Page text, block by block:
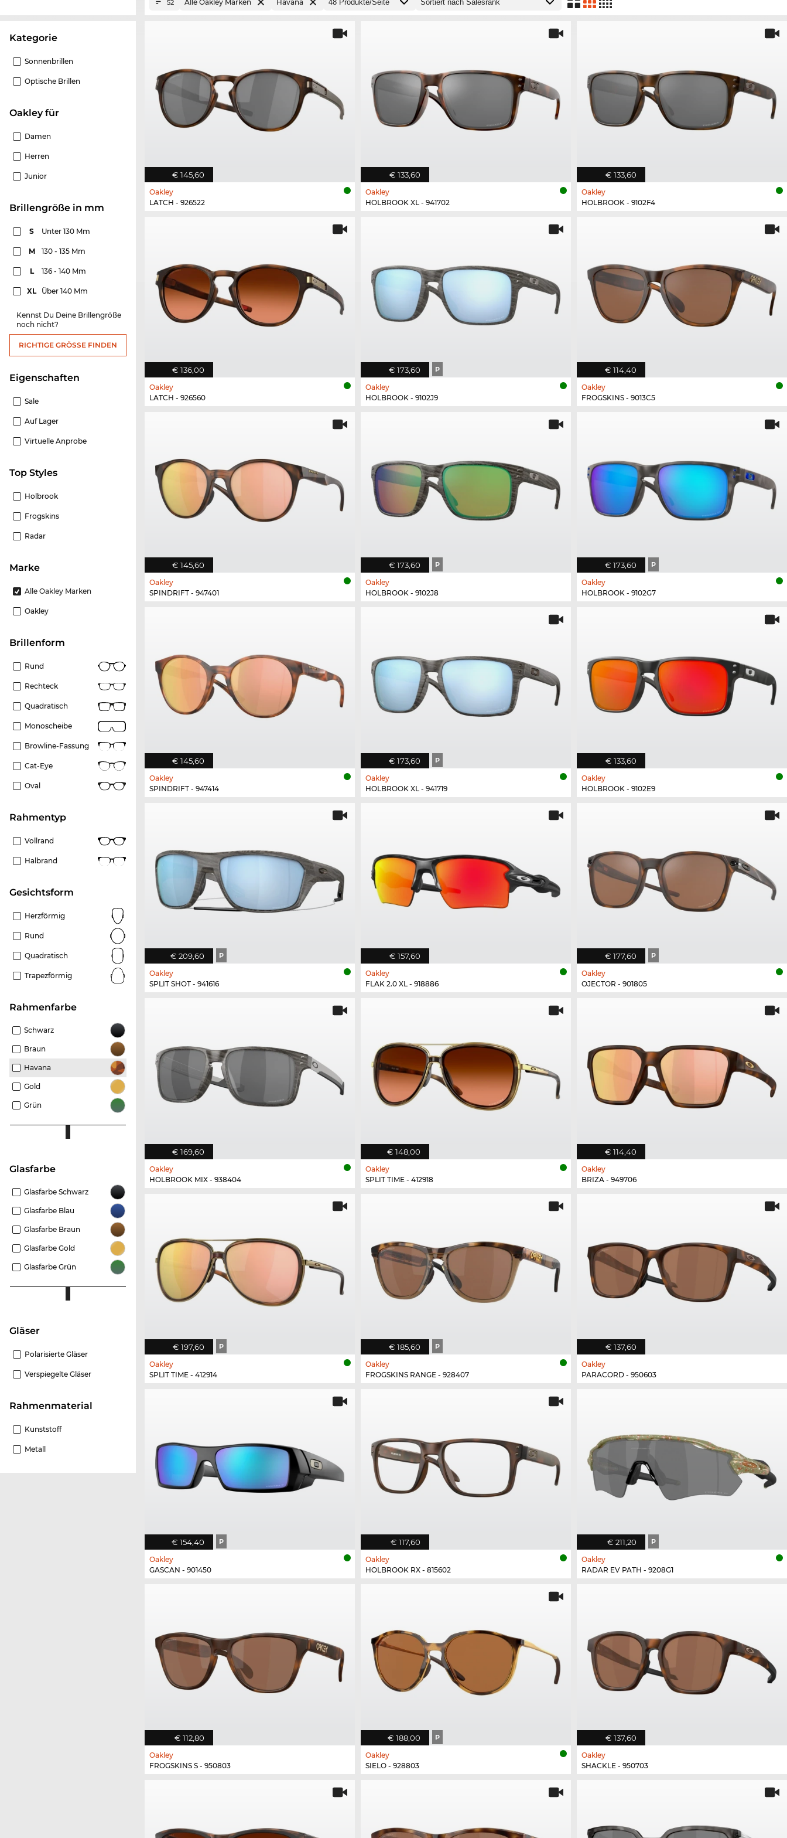
Kategorie
Sonnenbrillen
Optische Brillen
Oakley für
Damen
Herren
Junior
Brillengröße in mm
S Unter 130 Mm
M 130 - 135 Mm
L 136 - 140 Mm
XL Über 140 Mm
Kennst Du Deine Brillengröße
noch nicht?
RICHTIGE GRÖSSE FINDEN
Eigenschaften
Sale
Auf Lager
Virtuelle Anprobe
Top Styles
Holbrook
Frogskins
Radar
Marke
Alle Oakley Marken
Oakley
Brillenform
Rund
Rechteck
Quadratisch
Monoscheibe
Browline-Fassung
Cat-Eye
Oval
Rahmentyp
Vollrand
Halbrand
Gesichtsform
Herzförmig
Rund
Quadratisch
Trapezförmig
Rahmenfarbe
Schwarz
Braun
Havana
Gold
Grün
Glasfarbe
Glasfarbe Schwarz
Glasfarbe Blau
Glasfarbe Braun
Glasfarbe Gold
Glasfarbe Grün
Gläser
Polarisierte Gläser
Verspiegelte Gläser
Rahmenmaterial
Kunststoff
Metall
52 Alle Oakley Marken Havana
€ 145,60
Oakley
LATCH - 926522
€ 133,60
Oakley
HOLBROOK XL - 941702
€ 133,60
Oakley
HOLBROOK - 9102F4
€ 136,00
Oakley
LATCH - 926560
€ 173,60 P
Oakley
HOLBROOK - 9102J9
€ 114,40
Oakley
FROGSKINS - 9013C5
€ 145,60
Oakley
SPINDRIFT - 947401
€ 173,60 P
Oakley
HOLBROOK - 9102J8
€ 173,60 P
Oakley
HOLBROOK - 9102G7
€ 145,60
Oakley
SPINDRIFT - 947414
€ 173,60 P
Oakley
HOLBROOK XL - 941719
€ 133,60
Oakley
HOLBROOK - 9102E9
€ 209,60 P
Oakley
SPLIT SHOT - 941616
€ 157,60
Oakley
FLAK 2.0 XL - 918886
€ 177,60 P
Oakley
OJECTOR - 901805
€ 169,60
Oakley
HOLBROOK MIX - 938404
€ 148,00
Oakley
SPLIT TIME - 412918
€ 114,40
Oakley
BRIZA - 949706
€ 197,60 P
Oakley
SPLIT TIME - 412914
€ 185,60 P
Oakley
FROGSKINS RANGE - 928407
€ 137,60
Oakley
PARACORD - 950603
€ 154,40 P
Oakley
GASCAN - 901450
€ 117,60
Oakley
HOLBROOK RX - 815602
€ 211,20 P
Oakley
RADAR EV PATH - 9208G1
€ 112,80
Oakley
FROGSKINS S - 950803
€ 188,00 P
Oakley
SIELO - 928803
€ 137,60
Oakley
SHACKLE - 950703